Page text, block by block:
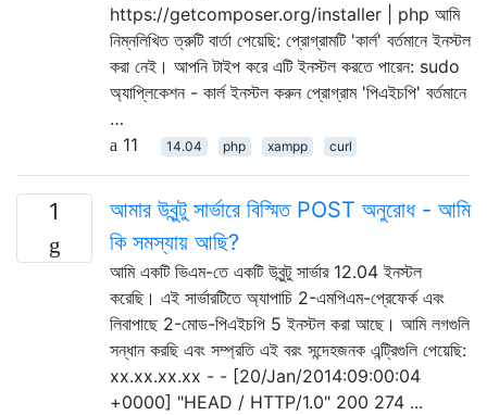
https://getcomposer.org/installer | php আমি
নিম্নলিখিত ত্রুটি বার্তা পেয়েছি: প্রোগ্রামটি 'কার্ল' বর্তমানে ইনস্টল
করা নেই। আপনি টাইপ করে এটি ইনস্টল করতে পারেন: sudo
অ্যাপ্লিকেশন - কার্ল ইনস্টল করুন প্রোগ্রাম 'পিএইচপি' বর্তমানে
…
11
14.04 php xampp curl
1
আমার উবুন্টু সার্ভারে বিস্মিত POST অনুরোধ - আমি
কি সমস্যায় আছি?
আমি একটি ভিএম-তে একটি উবুন্টু সার্ভার 12.04 ইনস্টল
করেছি। এই সার্ভারটিতে অ্যাপাচি 2-এমপিএম-প্রেফের্ক এবং
লিবাপাছে 2-মোড-পিএইচপি 5 ইনস্টল করা আছে। আমি লগগুলি
সন্ধান করছি এবং সম্প্রতি এই বরং সন্দেহজনক এন্ট্রিগুলি পেয়েছি:
xx.xx.xx.xx - - [20/Jan/2014:09:00:04
+0000] "HEAD / HTTP/1.0" 200 274 ...